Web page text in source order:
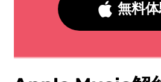
無料